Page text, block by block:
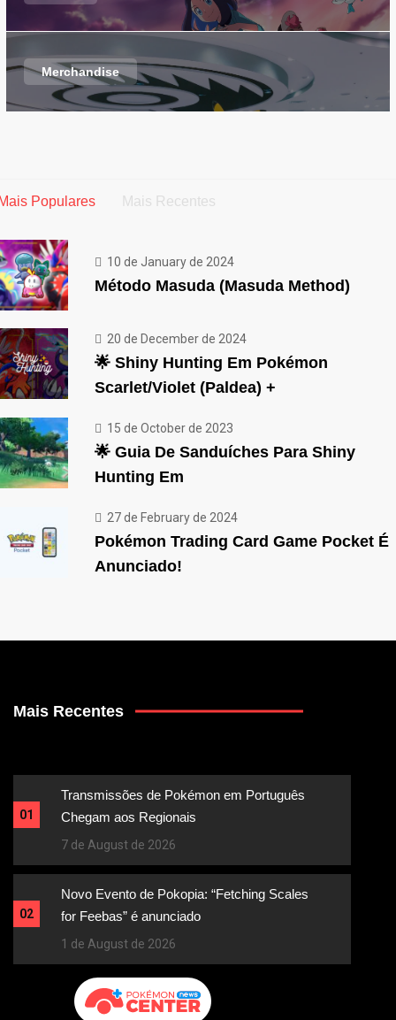
Merchandise
Populares Mais Recentes
10 de January de 2024
Método Masuda (Masuda Method)
20 de December de 2024
🌟 Shiny Hunting Em Pokémon
Scarlet/Violet (Paldea) +
15 de October de 2023
🌟 Guia De Sanduíches Para Shiny
Hunting Em
27 de February de 2024
Pokémon Trading Card Game Pocket É
Anunciado!
Mais Recentes
01
Transmissões de Pokémon em Português
Chegam aos Regionais
7 de August de 2026
02
Novo Evento de Pokopia: “Fetching Scales
for Feebas” é anunciado
1 de August de 2026